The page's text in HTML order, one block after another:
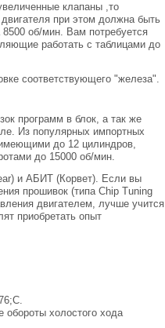
клапаны ,то
при этом должна быть
об/мин. Вам потребуется
работать с таблицами до
соответствующего "железа".
программ в блок, а так же
Из популярных импортных
до 12 цилиндров,
до 15000 об/мин.
и АБИТ (Корвет). Если вы
прошивок (типа Chip Tuning
двигателем, лучше учится
приобретать опыт
обороты холостого хода